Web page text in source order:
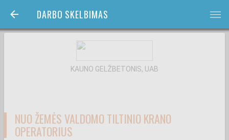
DARBO SKELBIMAS bars
KAUNO GELŽBETONIS, UAB
NUO ŽEMĖS VALDOMO TILTINIO KRANO
OPERATORIUS